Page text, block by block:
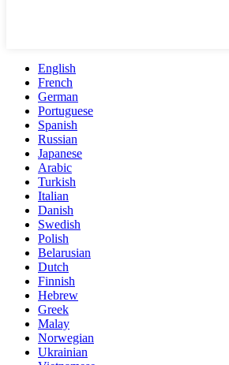
English
French
German
Portuguese
Spanish
Russian
Japanese
Arabic
Turkish
Italian
Danish
Swedish
Polish
Belarusian
Dutch
Finnish
Hebrew
Greek
Malay
Norwegian
Ukrainian